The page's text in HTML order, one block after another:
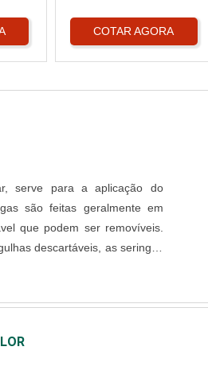
COTAR AGORA
serve para a aplicação do
são feitas geralmente em
que podem ser removíveis.
descartáveis, as seringas
fácil manuseio e vantagens
Diferen...